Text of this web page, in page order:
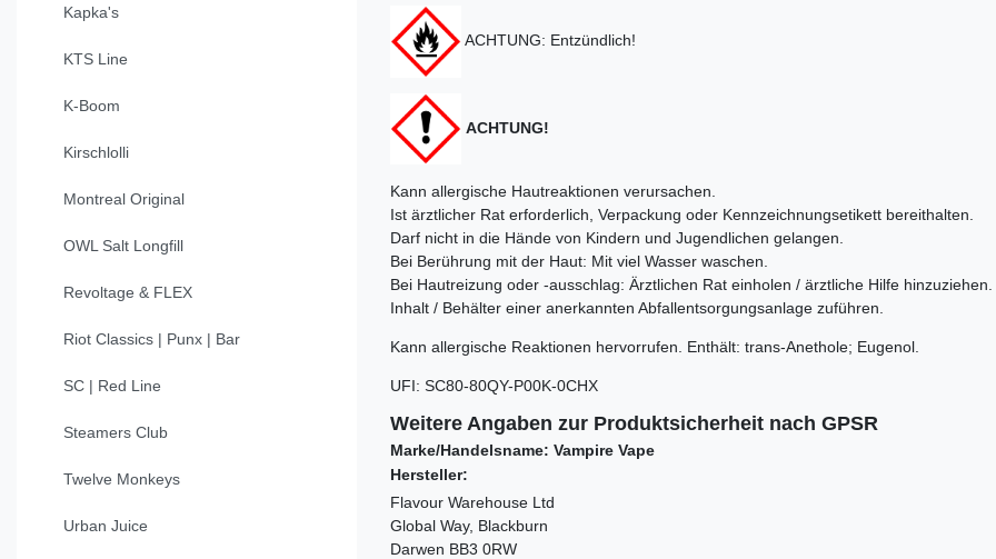
Kapka's
KTS Line
K-Boom
Kirschlolli
Montreal Original
OWL Salt Longfill
Revoltage & FLEX
Riot Classics | Punx | Bar
SC | Red Line
Steamers Club
Twelve Monkeys
Urban Juice
ACHTUNG: Entzündlich!
ACHTUNG!
Kann allergische Hautreaktionen verursachen.
Ist ärztlicher Rat erforderlich, Verpackung oder Kennzeichnungsetikett bereithalten.
Darf nicht in die Hände von Kindern und Jugendlichen gelangen.
Bei Berührung mit der Haut: Mit viel Wasser waschen.
Bei Hautreizung oder -ausschlag: Ärztlichen Rat einholen / ärztliche Hilfe hinzuziehen.
Inhalt / Behälter einer anerkannten Abfallentsorgungsanlage zuführen.
Kann allergische Reaktionen hervorrufen. Enthält: trans-Anethole; Eugenol.
UFI: SC80-80QY-P00K-0CHX
Weitere Angaben zur Produktsicherheit nach GPSR
Marke/Handelsname: Vampire Vape
Hersteller:
Flavour Warehouse Ltd
Global Way, Blackburn
Darwen BB3 0RW